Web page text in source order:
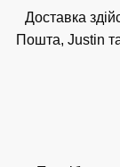
Доставка
Пошта, Justin